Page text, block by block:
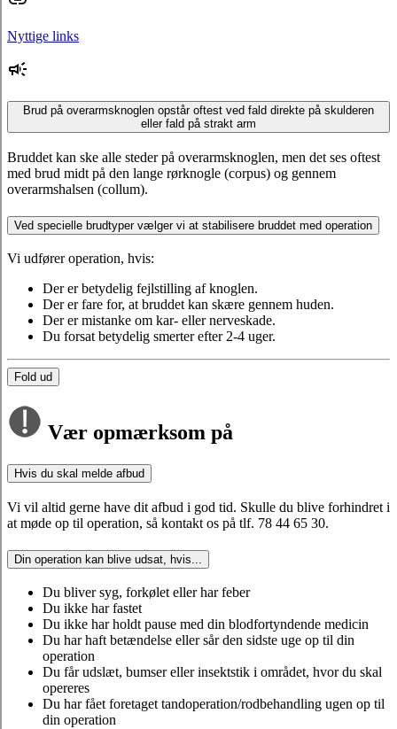
Nyttige links
Brud på overarmsknoglen opstår oftest ved fald direkte på skulderen
eller fald på strakt arm
Bruddet kan ske alle steder på overarmsknoglen, men det ses oftest
med brud midt på den lange rørknogle (corpus) og gennem
overarmshalsen (collum).
Ved specielle brudtyper vælger vi at stabilisere bruddet med operation
Vi udfører operation, hvis:
Der er betydelig fejlstilling af knoglen.
Der er fare for, at bruddet kan skære gennem huden.
Der er mistanke om kar- eller nerveskade.
Du forsat betydelig smerter efter 2-4 uger.
Fold ud
Vær opmærksom på
Hvis du skal melde afbud
Vi vil altid gerne have dit afbud i god tid. Skulle du blive forhindret i
at møde op til operation, så kontakt os på tlf. 78 44 65 30.
Din operation kan blive udsat, hvis...
Du bliver syg, forkølet eller har feber
Du ikke har fastet
Du ikke har holdt pause med din blodfortyndende medicin
Du har haft betændelse eller sår den sidste uge op til din
operation
Du får udslæt, bumser eller insektstik i området, hvor du skal
opereres
Du har fået foretaget tandoperation/rodbehandling ugen op til
din operation